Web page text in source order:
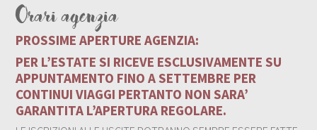
Orari agenzia
PROSSIME APERTURE AGENZIA:
PER L’ESTATE SI RICEVE ESCLUSIVAMENTE SU
APPUNTAMENTO FINO A SETTEMBRE PER
CONTINUI VIAGGI PERTANTO NON SARA’
GARANTITA L’APERTURA REGOLARE.